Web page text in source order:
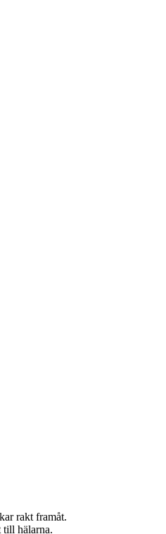
rakt framåt.
till hälarna.